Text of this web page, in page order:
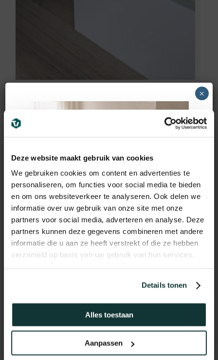
Deze website maakt gebruik van cookies
We gebruiken cookies om content en advertenties te
personaliseren, om functies voor social media te bieden
en om ons websiteverkeer te analyseren. Ook delen we
informatie over uw gebruik van onze site met onze
partners voor social media, adverteren en analyse. Deze
partners kunnen deze gegevens combineren met andere
informatie die u aan ze heeft verstrekt of die ze hebben
verzameld op basis van uw gebruik van hun services.
Details tonen
Alles toestaan
Aanpassen
voorgelakt RAL9016
GRATIS PLINTEN bij aankoop
van jouw vloer!
×